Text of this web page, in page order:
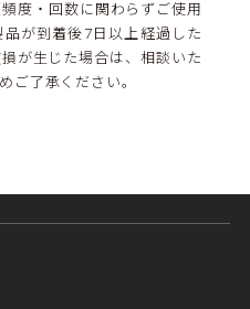
度・回数に関わらずご使用
が到着後7日以上経過した
が生じた場合は、相談いた
ご了承ください。